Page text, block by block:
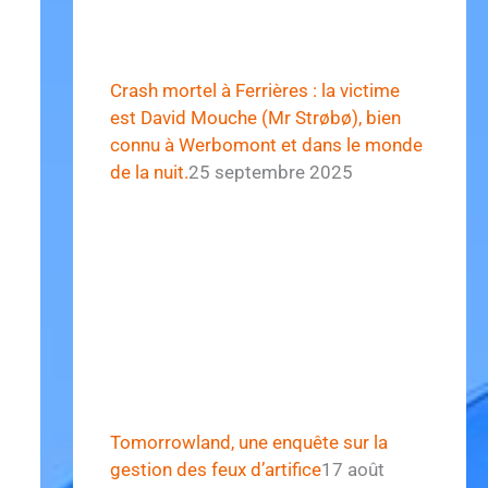
Crash mortel à Ferrières : la victime
est David Mouche (Mr Strøbø), bien
connu à Werbomont et dans le monde
de la nuit.25 septembre 2025
Tomorrowland, une enquête sur la
gestion des feux d’artifice17 août